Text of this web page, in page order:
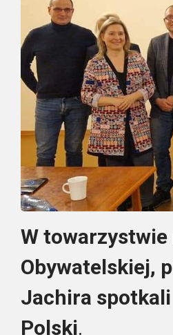
W
Obywatelskiej,
Jachira
Polski.